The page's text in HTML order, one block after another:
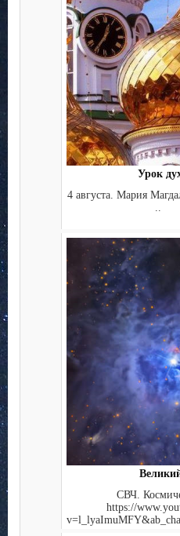
Урок
4 августа. Мария
СВЧ.
https://